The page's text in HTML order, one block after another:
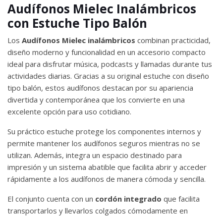
Audífonos Mielec Inalámbricos
con Estuche Tipo Balón
Los Audífonos Mielec inalámbricos combinan practicidad,
diseño moderno y funcionalidad en un accesorio compacto
ideal para disfrutar música, podcasts y llamadas durante tus
actividades diarias. Gracias a su original estuche con diseño
tipo balón, estos audífonos destacan por su apariencia
divertida y contemporánea que los convierte en una
excelente opción para uso cotidiano.
Su práctico estuche protege los componentes internos y
permite mantener los audífonos seguros mientras no se
utilizan. Además, integra un espacio destinado para
impresión y un sistema abatible que facilita abrir y acceder
rápidamente a los audífonos de manera cómoda y sencilla.
El conjunto cuenta con un cordón integrado que facilita
transportarlos y llevarlos colgados cómodamente en